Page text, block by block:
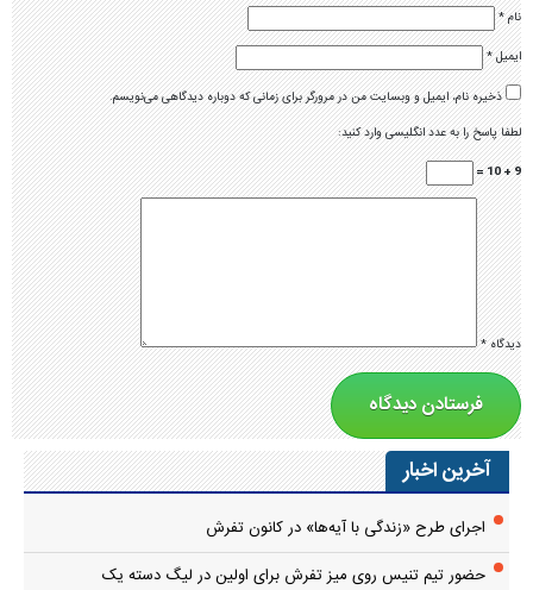
نام*
ایمیل*
ذخیره نام، ایمیل و وبسایت من در مرورگر برای زمانی که دوباره دیدگاهی می‌نویسم.
لطفا پاسخ را به عدد انگلیسی وارد کنید:
9 + 10 =
دیدگاه*
آخرین اخبار
اجرای طرح «زندگی با آیه‌ها» در کانون تفرش
حضور تیم تنیس روی میز تفرش برای اولین در لیگ دسته یک